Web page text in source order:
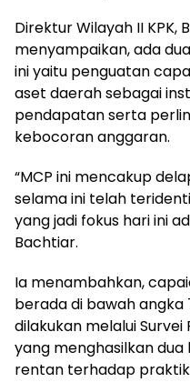
Direktur Wilayah II KPK,
menyampaikan, ada
ini yaitu penguatan
aset daerah sebagai
pendapatan serta
kebocoran anggaran.
“MCP ini mencakup
selama ini telah
yang jadi fokus hari ini
Bachtiar.
Ia menambahkan,
berada di bawah angka
dilakukan melalui
yang menghasilkan
rentan terhadap praktik